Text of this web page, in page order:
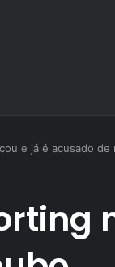
e já é acusado de